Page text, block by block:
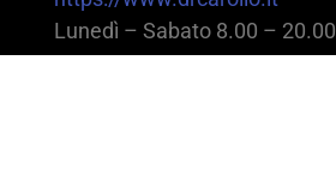
Lunedì – Sabato 8.00 – 20.00